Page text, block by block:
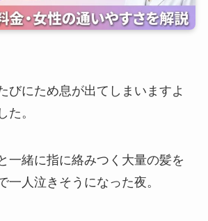
びにため息が出てしまいますよ
た。
一緒に指に絡みつく大量の髪を
一人泣きそうになった夜。